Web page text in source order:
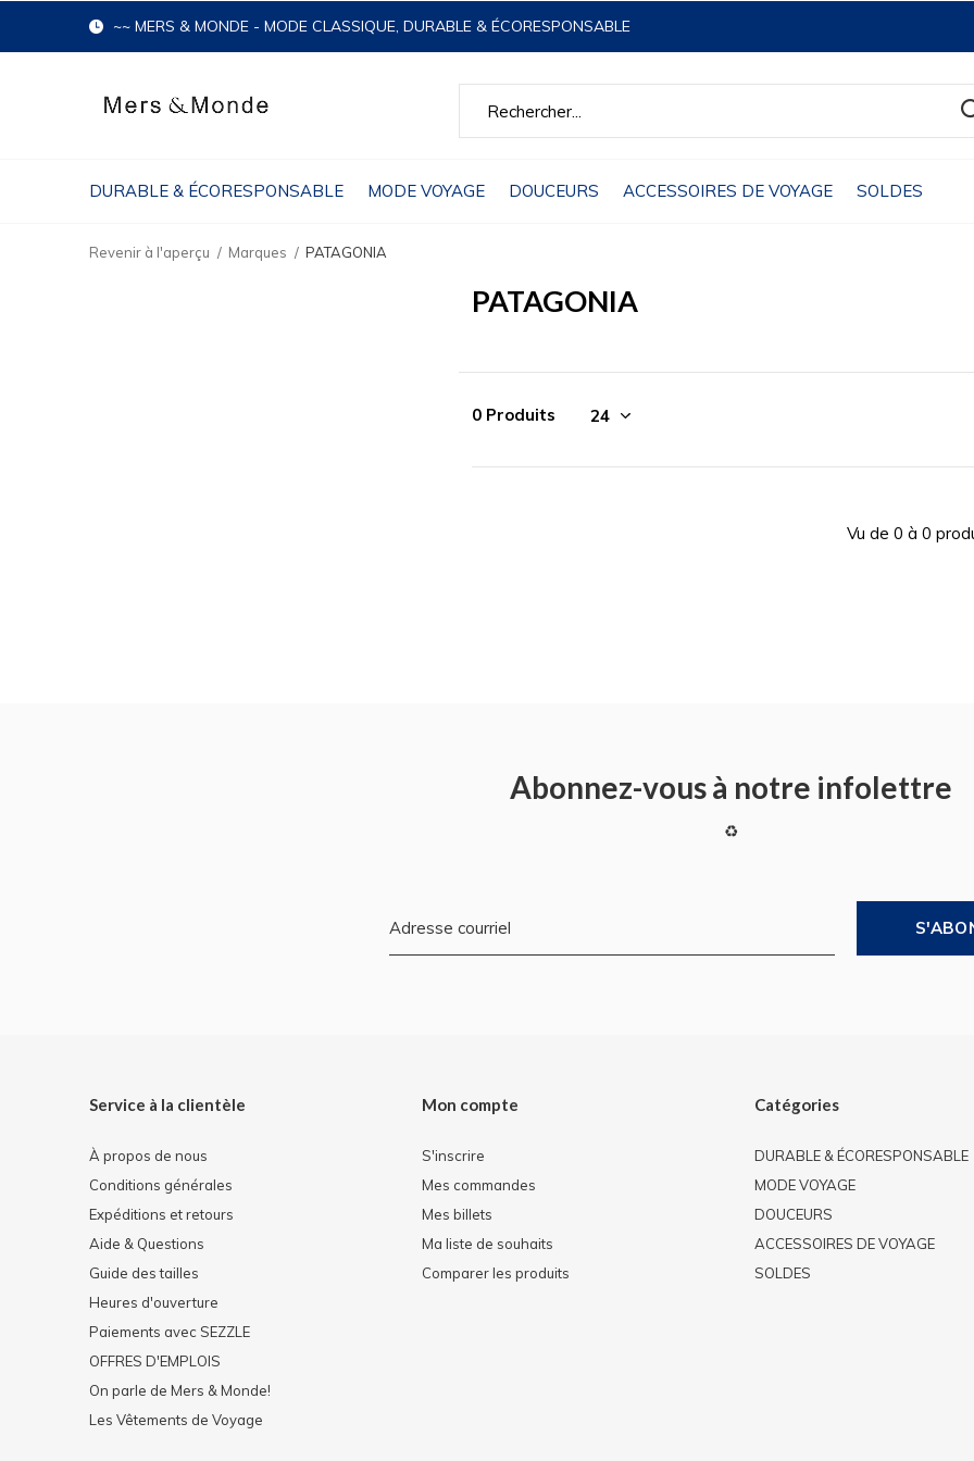
DURABLE & ÉCORESPONSABLE MODE VOYAGE DOUCEURS ACCESSOIRES DE VOYAGE SOLDES
~~ MERS & MONDE - MODE CLASSIQUE, DURABLE & ÉCORESPONSABLE
Revenir à l'aperçu Marques PATAGONIA
PATAGONIA
0 Produits
Vu de 0 à 0
Abonnez-vous à notre infolettre
♻
Service à la clientèle
À propos de nous
Conditions générales
Expéditions et retours
Aide & Questions
Guide des tailles
Heures d'ouverture
Paiements avec SEZZLE
OFFRES D'EMPLOIS
On parle de Mers & Monde!
Les Vêtements de Voyage
Mon compte
S'inscrire
Mes commandes
Mes billets
Ma liste de souhaits
Comparer les produits
Catégories
DURABLE & ÉCORESPONSABLE
MODE VOYAGE
DOUCEURS
ACCESSOIRES DE VOYAGE
SOLDES